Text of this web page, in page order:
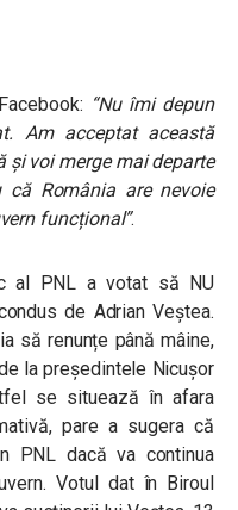
“Nu îmi depun
Am acceptat această
și voi merge mai departe
că România are nevoie
funcțional”.
al PNL a votat să NU
de Adrian Veștea.
să renunțe până mâine,
la președintele Nicușor
se situează în afara
pare a sugera că
PNL dacă va continua
Votul dat în Biroul